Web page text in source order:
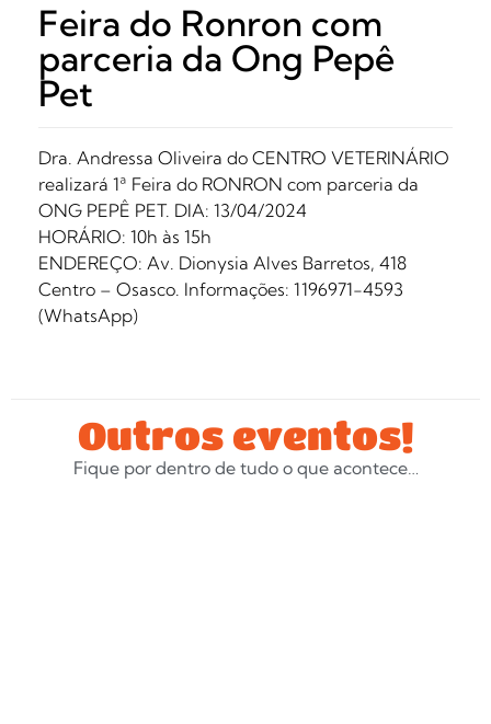
Feira do Ronron com
parceria da Ong Pepê
Pet
Dra. Andressa Oliveira do CENTRO VETERINÁRIO
realizará 1ª Feira do RONRON com parceria da
ONG PEPÊ PET. DIA: 13/04/2024
HORÁRIO: 10h às 15h
ENDEREÇO: Av. Dionysia Alves Barretos, 418
Centro – Osasco. Informações: 1196971-4593
(WhatsApp)
Outros eventos!
Fique por dentro de tudo o que acontece…